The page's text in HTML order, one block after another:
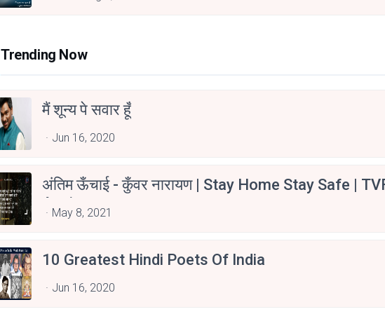
Trending Now
मैं शून्य पे सवार हूँ
Jun 16, 2020
अंतिम ऊँचाई - कुँवर नारायण | Stay Home Stay Safe |
Aspirants
May 8, 2021
10 Greatest Hindi Poets Of India
Jun 16, 2020